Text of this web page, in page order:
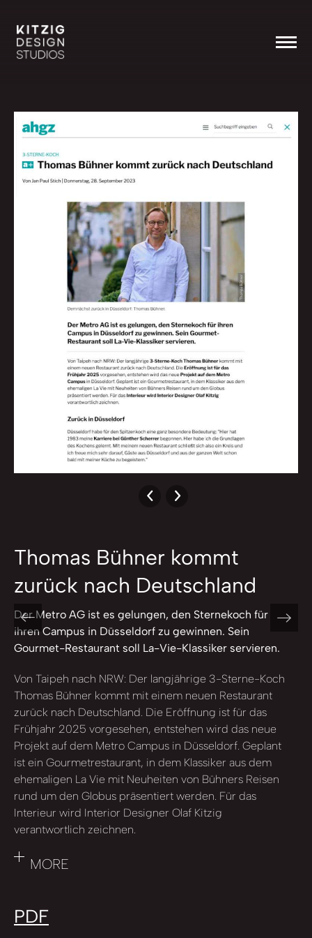
Thomas Bühner kommt
zurück nach Deutschland
Der Metro AG ist es gelungen, den Sternekoch für
ihren Campus in Düsseldorf zu gewinnen. Sein
Gourmet-Restaurant soll La-Vie-Klassiker servieren.
Von Taipeh nach NRW: Der langjährige 3-Sterne-Koch
Thomas Bühner kommt mit einem neuen Restaurant
zurück nach Deutschland. Die Eröffnung ist für das
Frühjahr 2025 vorgesehen, entstehen wird das neue
Projekt auf dem Metro Campus in Düsseldorf. Geplant
ist ein Gourmetrestaurant, in dem Klassiker aus dem
ehemaligen La Vie mit Neuheiten von Bühners Reisen
rund um den Globus präsentiert werden. Für das
Interieur wird Interior Designer Olaf Kitzig
verantwortlich zeichnen.
MORE
PDF